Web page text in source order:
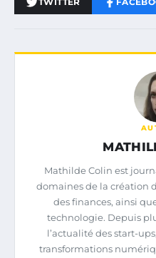
Mathilde Colin est
domaines de la création
des finances, ainsi
technologie. Depuis
l’actualité des start-
transformations